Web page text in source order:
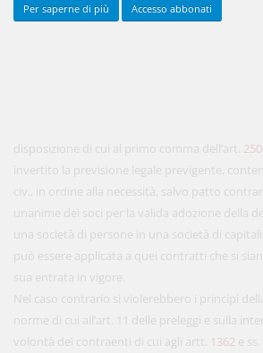
disposizione di cui al primo comma dell’art.
invertito la previsione legale previgente,
civ., in ordine alla necessità, salvo patto
unanime dei soci per la valida adozione della
una società di persone in una società di
può essere applicata a quei contratti che si
sua entrata in vigore.
Nel caso contrario si violerebbero i principi
norme di cui all’art. 11 delle preleggi e sulla
volontà dei contraenti di cui agli artt. 1362 e
Per saperne di più Accesso abbonati